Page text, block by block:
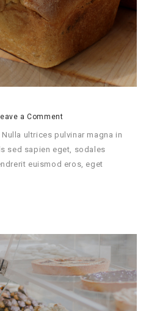
a Comment
ultrices pulvinar magna in
sed sapien eget, sodales
euismod eros, eget